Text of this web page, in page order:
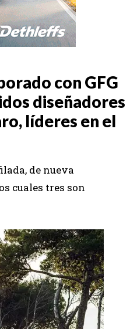
con GFG
diseñadores
líderes en el
de nueva
cuales tres son